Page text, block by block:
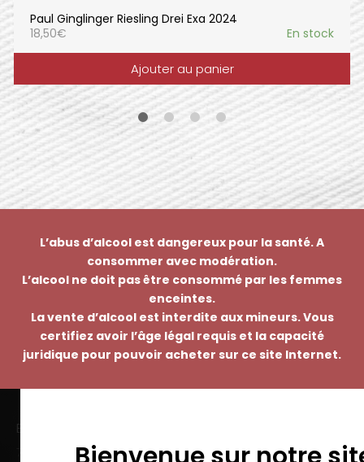
Paul Ginglinger Riesling Drei Exa 2024
18,50€ En stock
Ajouter au panier
L’abus d’alcool est dangereux pour la santé. A
consommer avec modération.
L’alcool ne doit pas être consommé par les femmes
enceintes.
La vente d’alcool est interdite aux mineurs. Vous
certifiez avoir l’âge légal requis et la capacité
juridique pour pouvoir acheter sur ce site Internet.
EMMANUEL NASTI
7 avenue Pierre Pflimlin – ZAC Espale